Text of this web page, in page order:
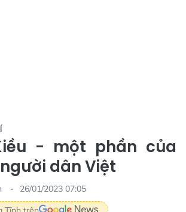
- một phần của
dân Việt
26/01/2023 07:05